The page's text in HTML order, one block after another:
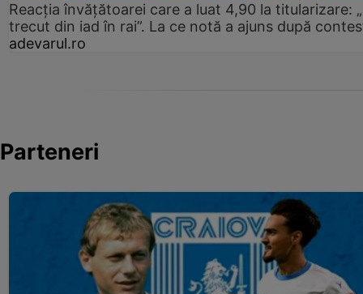
Reacția învățătoarei care a luat 4,90 la titularizare:
trecut din iad în rai”. La ce notă a ajuns după
adevarul.ro
Parteneri